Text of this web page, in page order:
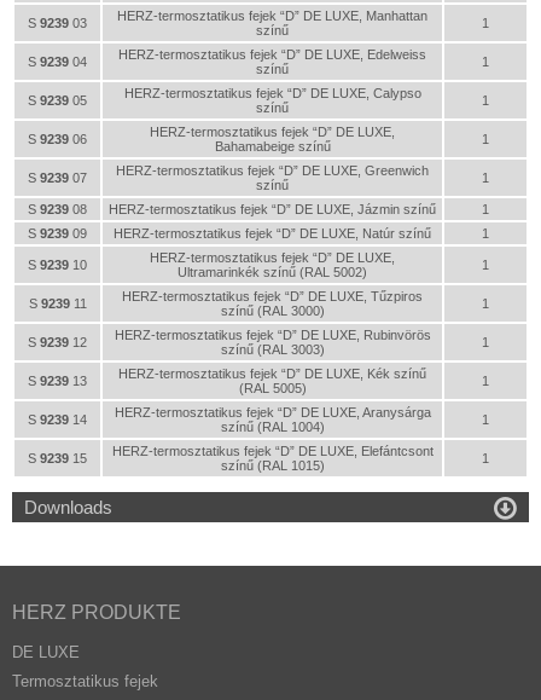
S 9239 03
HERZ-termosztatikus fejek “D” DE LUXE, Manhattan
színű
1
S 9239 04
HERZ-termosztatikus fejek “D” DE LUXE, Edelweiss
színű
1
S 9239 05
HERZ-termosztatikus fejek “D” DE LUXE, Calypso
színű
1
S 9239 06
HERZ-termosztatikus fejek “D” DE LUXE,
Bahamabeige színű
1
S 9239 07
HERZ-termosztatikus fejek “D” DE LUXE, Greenwich
színű
1
S 9239 08 HERZ-termosztatikus fejek “D” DE LUXE, Jázmin színű
1
S 9239 09 HERZ-termosztatikus fejek “D” DE LUXE, Natúr színű 1
S 9239 10
HERZ-termosztatikus fejek “D” DE LUXE,
Ultramarinkék színű (RAL 5002)
1
S 923911
HERZ-termosztatikus fejek “D” DE LUXE, Tűzpiros
színű (RAL 3000)
1
S 9239 12
HERZ-termosztatikus fejek “D” DE LUXE, Rubinvörös
színű (RAL 3003)
1
S 9239 13
HERZ-termosztatikus fejek “D” DE LUXE, Kék színű
(RAL 5005)
1
S 9239 14
HERZ-termosztatikus fejek “D” DE LUXE, Aranysárga
színű (RAL 1004)
1
S 9239 15
HERZ-termosztatikus fejek “D” DE LUXE, Elefántcsont
színű (RAL 1015)
1
Downloads 
HERZ PRODUKTE
DE LUXE
Termosztatikus fejek